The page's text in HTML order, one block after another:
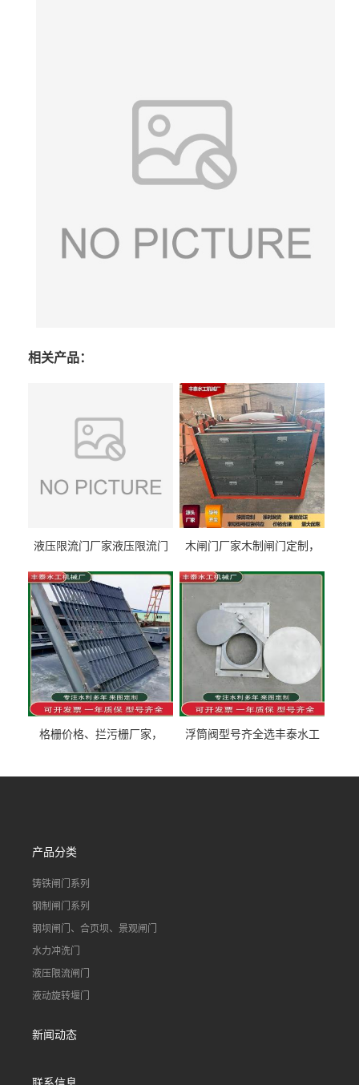
相关产品：
液压限流门厂家液压限流门
泰制造
木闸门厂家木制闸门定制，
型号齐全
格栅价格、拦污栅厂家，
浮筒阀型号齐全选丰泰水工
道水库电站污水处理钢制闸
产品分类
铸铁闸门系列
钢制闸门系列
钢坝闸门、合页坝、景观闸门
水力冲洗门
液压限流闸门
液动旋转堰门
新闻动态